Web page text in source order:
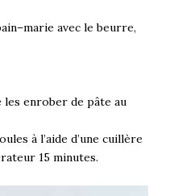
avec le beurre,
enrober de pâte au
à l’aide d’une cuillère
15 minutes.